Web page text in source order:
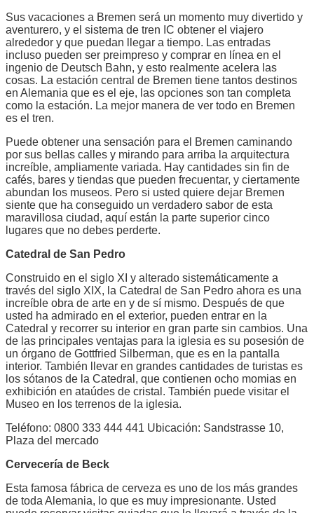
Sus vacaciones a Bremen será un momento muy divertido y
aventurero, y el sistema de tren IC obtener el viajero
alrededor y que puedan llegar a tiempo. Las entradas
incluso pueden ser preimpreso y comprar en línea en el
ingenio de Deutsch Bahn, y esto realmente acelera las
cosas. La estación central de Bremen tiene tantos destinos
en Alemania que es el eje, las opciones son tan completa
como la estación. La mejor manera de ver todo en Bremen
es el tren.
Puede obtener una sensación para el Bremen caminando
por sus bellas calles y mirando para arriba la arquitectura
increíble, ampliamente variada. Hay cantidades sin fin de
cafés, bares y tiendas que pueden frecuentar, y ciertamente
abundan los museos. Pero si usted quiere dejar Bremen
siente que ha conseguido un verdadero sabor de esta
maravillosa ciudad, aquí están la parte superior cinco
lugares que no debes perderte.
Catedral de San Pedro
Construido en el siglo XI y alterado sistemáticamente a
través del siglo XIX, la Catedral de San Pedro ahora es una
increíble obra de arte en y de sí mismo. Después de que
usted ha admirado en el exterior, pueden entrar en la
Catedral y recorrer su interior en gran parte sin cambios. Una
de las principales ventajas para la iglesia es su posesión de
un órgano de Gottfried Silberman, que es en la pantalla
interior. También llevar en grandes cantidades de turistas es
los sótanos de la Catedral, que contienen ocho momias en
exhibición en ataúdes de cristal. También puede visitar el
Museo en los terrenos de la iglesia.
Teléfono: 0800 333 444 441 Ubicación: Sandstrasse 10,
Plaza del mercado
Cervecería de Beck
Esta famosa fábrica de cerveza es uno de los más grandes
de toda Alemania, lo que es muy impresionante. Usted